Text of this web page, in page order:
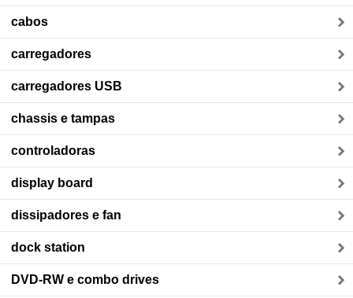
cabos
carregadores
carregadores USB
chassis e tampas
controladoras
display board
dissipadores e fan
dock station
DVD-RW e combo drives